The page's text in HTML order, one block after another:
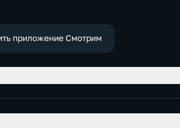
приложение Смотрим